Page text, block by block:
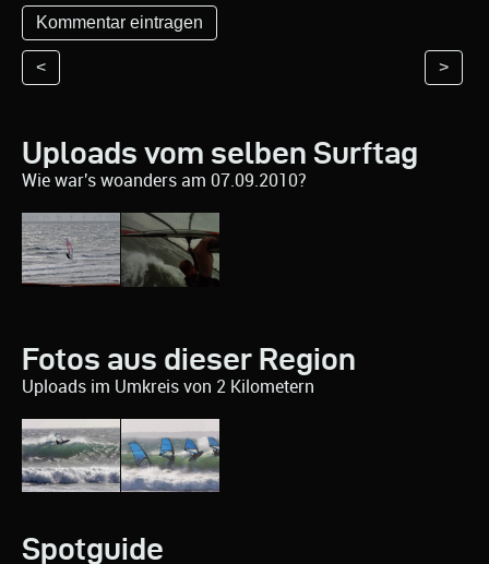
< >
Uploads vom selben Surftag
Wie war's woanders am 07.09.2010?
Fotos aus dieser Region
Uploads im Umkreis von 2 Kilometern
Spotguide